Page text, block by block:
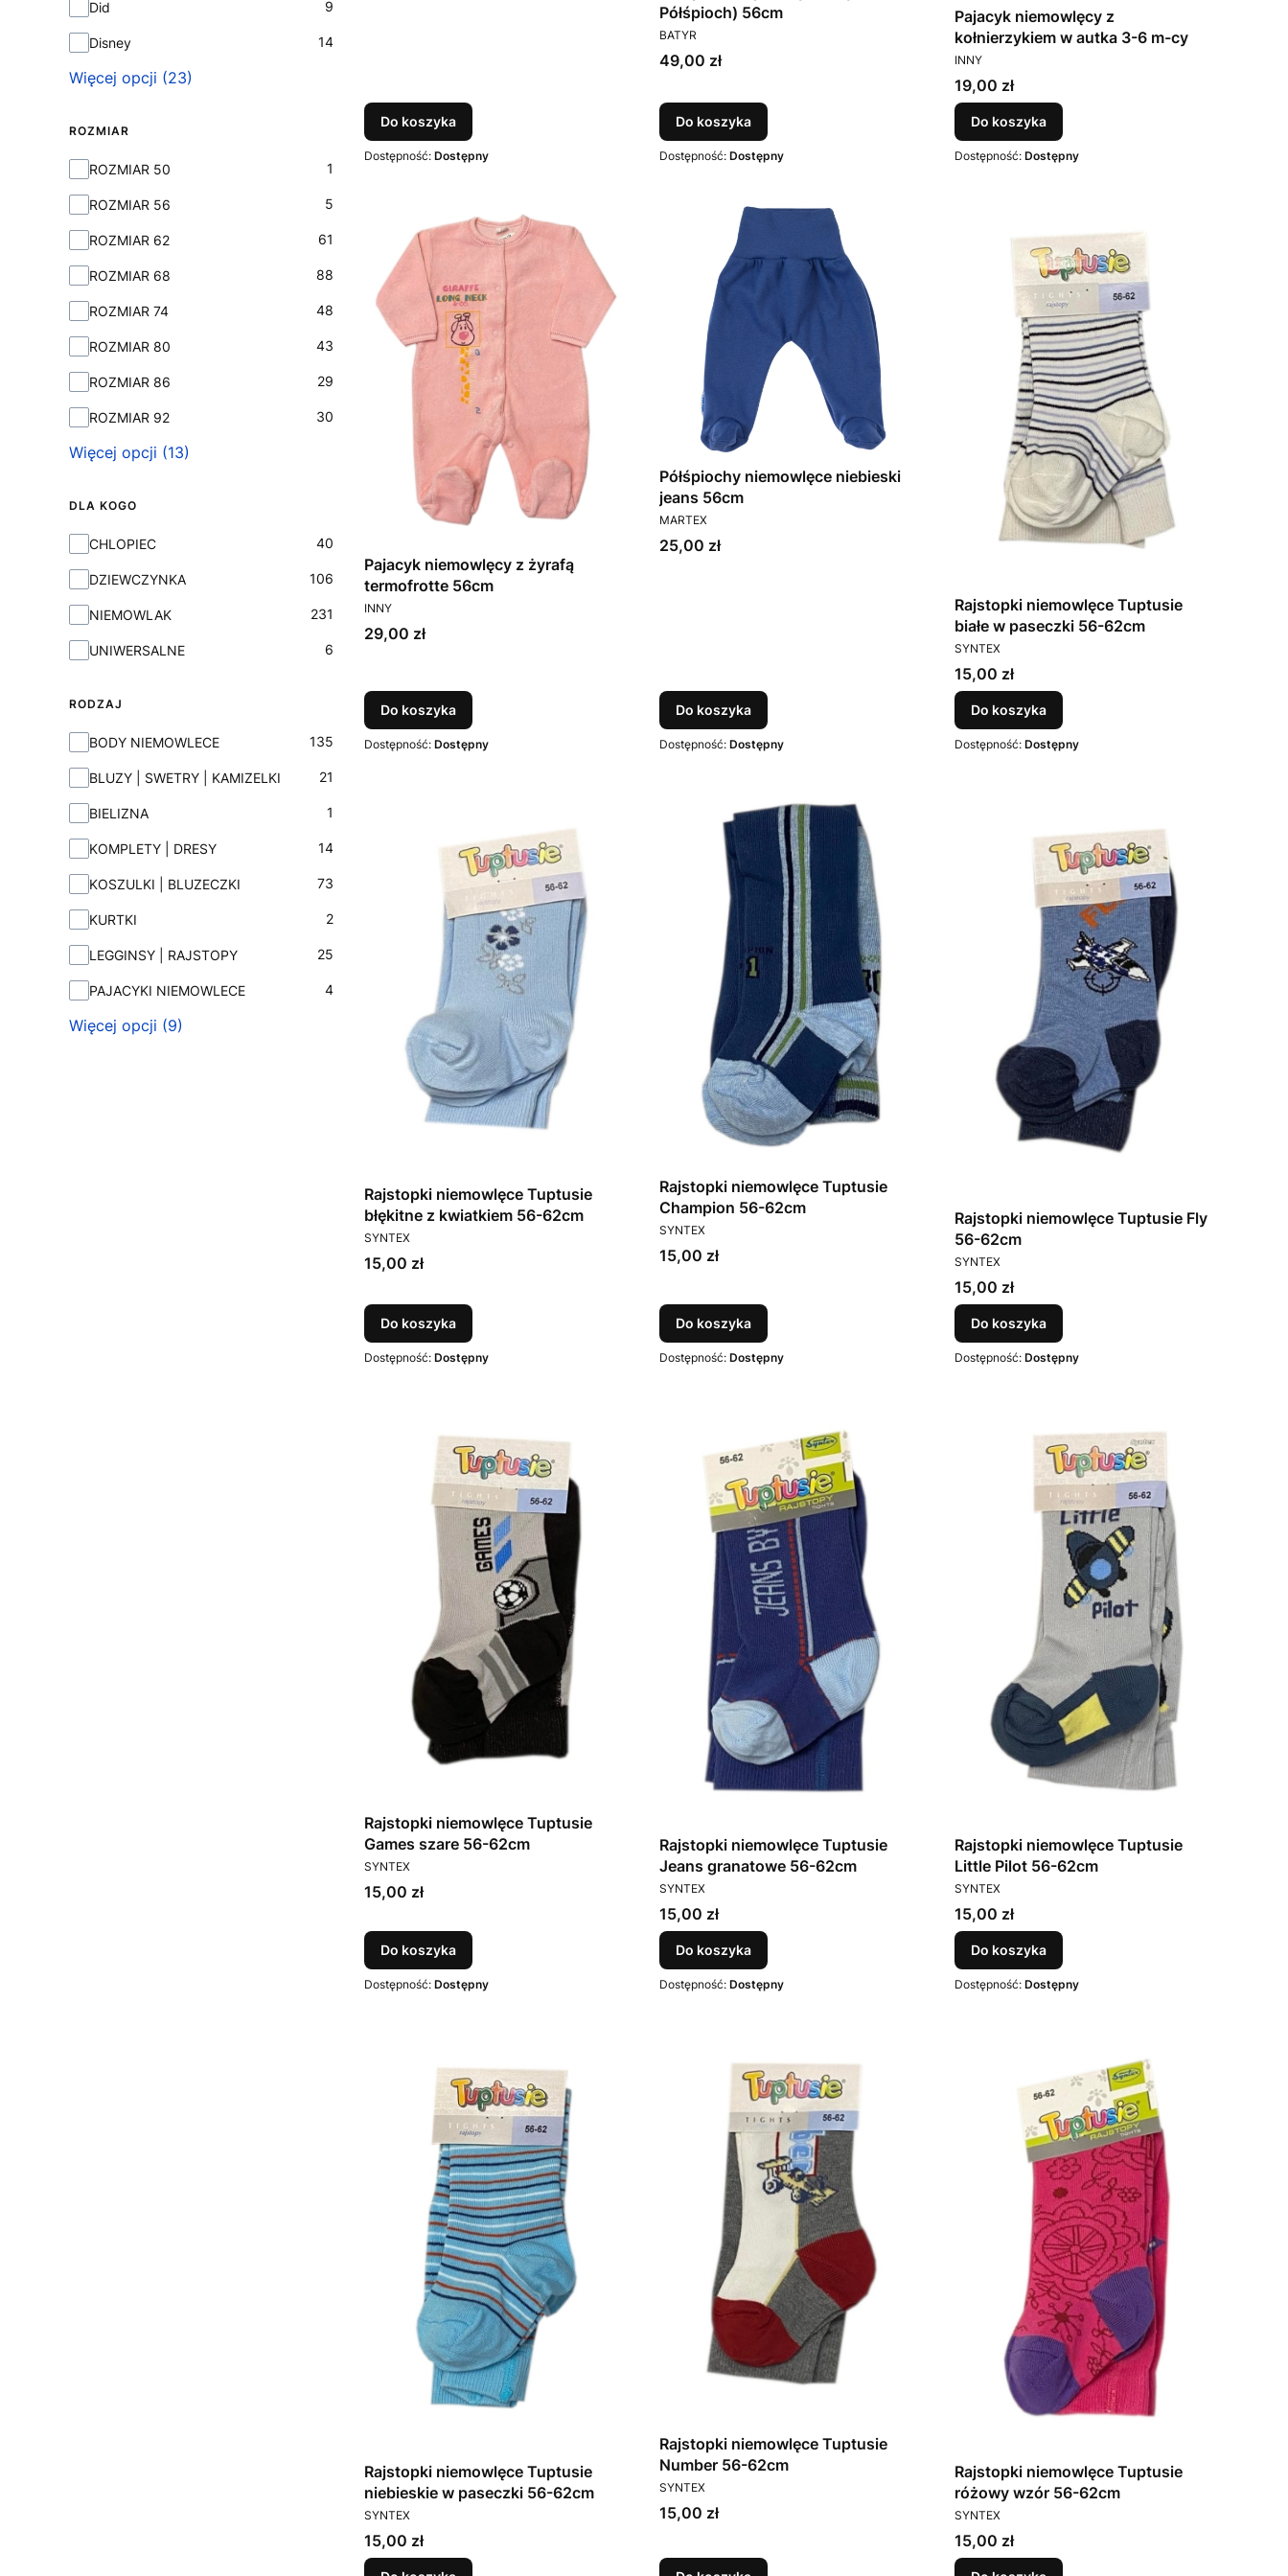
Did 9
Disney 14
Więcej opcji (23)
ROZMIAR
Rozmiar
ROZMIAR 50 1
ROZMIAR 56 5
ROZMIAR 62 61
ROZMIAR 68 88
ROZMIAR 74 48
ROZMIAR 80 43
ROZMIAR 86 29
ROZMIAR 92 30
Więcej opcji (13)
DLA KOGO
Dla Kogo
CHLOPIEC 40
DZIEWCZYNKA 106
NIEMOWLAK 231
UNIWERSALNE 6
RODZAJ
Rodzaj
BODY NIEMOWLECE 135
BLUZY | SWETRY | KAMIZELKI 21
BIELIZNA 1
KOMPLETY | DRESY 14
KOSZULKI | BLUZECZKI 73
KURTKI 2
LEGGINSY | RAJSTOPY 25
PAJACYKI NIEMOWLECE 4
Więcej opcji (9)
Do koszyka
Dostępność: Dostępny
Półśpioch) 56cm
PRODUCENT
BATYR
Cena
49,00 zł
Do koszyka
Dostępność: Dostępny
Pajacyk niemowlęcy z
kołnierzykiem w autka 3-6 m-cy
PRODUCENT
INNY
Cena
19,00 zł
Do koszyka
Dostępność: Dostępny
Pajacyk niemowlęcy z żyrafą
termofrotte 56cm
PRODUCENT
INNY
Cena
29,00 zł
Do koszyka
Dostępność: Dostępny
Półśpiochy niemowlęce niebieski
jeans 56cm
PRODUCENT
MARTEX
Cena
25,00 zł
Do koszyka
Dostępność: Dostępny
Rajstopki niemowlęce Tuptusie
białe w paseczki 56-62cm
PRODUCENT
SYNTEX
Cena
15,00 zł
Do koszyka
Dostępność: Dostępny
Rajstopki niemowlęce Tuptusie
błękitne z kwiatkiem 56-62cm
PRODUCENT
SYNTEX
Cena
15,00 zł
Do koszyka
Dostępność: Dostępny
Rajstopki niemowlęce Tuptusie
Champion 56-62cm
PRODUCENT
SYNTEX
Cena
15,00 zł
Do koszyka
Dostępność: Dostępny
Rajstopki niemowlęce Tuptusie Fly
56-62cm
PRODUCENT
SYNTEX
Cena
15,00 zł
Do koszyka
Dostępność: Dostępny
Rajstopki niemowlęce Tuptusie
Games szare 56-62cm
PRODUCENT
SYNTEX
Cena
15,00 zł
Do koszyka
Dostępność: Dostępny
Rajstopki niemowlęce Tuptusie
Jeans granatowe 56-62cm
PRODUCENT
SYNTEX
Cena
15,00 zł
Do koszyka
Dostępność: Dostępny
Rajstopki niemowlęce Tuptusie
Little Pilot 56-62cm
PRODUCENT
SYNTEX
Cena
15,00 zł
Do koszyka
Dostępność: Dostępny
Rajstopki niemowlęce Tuptusie
niebieskie w paseczki 56-62cm
PRODUCENT
SYNTEX
Cena
15,00 zł
Rajstopki niemowlęce Tuptusie
Number 56-62cm
PRODUCENT
SYNTEX
Cena
15,00 zł
Rajstopki niemowlęce Tuptusie
różowy wzór 56-62cm
PRODUCENT
SYNTEX
Cena
15,00 zł